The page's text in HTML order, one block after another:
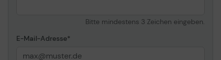
Bitte mindestens 3 Zeichen eingeben.
E-Mail-Adresse